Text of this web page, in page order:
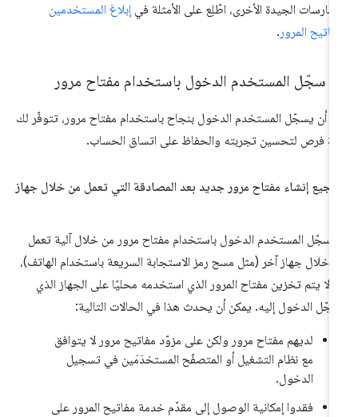
الجيدة الأخرى، اطّلِع على الأمثلة في إبلاغ المستخدمين
المرور.
سجّل المستخدم الدخول باستخدام مفتاح مرور
أن يسجّل المستخدم الدخول بنجاح باستخدام مفتاح مرور، تتوفّر لك
فرص لتحسين تجربته والحفاظ على اتساق الحساب.
إنشاء مفتاح مرور جديد بعد المصادقة التي تعمل من خلال جهاز
سجّل المستخدم الدخول باستخدام مفتاح مرور من خلال آلية تعمل
خلال جهاز آخر (مثل مسح رمز الاستجابة السريعة باستخدام الهاتف)،
لا يتم تخزين مفتاح المرور الذي استخدمه محليًا على الجهاز الذي
الدخول إليه. يمكن أن يحدث هذا في الحالات التالية:
لديهم مفتاح مرور ولكن على مزوّد مفاتيح مرور لا يتوافق
مع نظام التشغيل أو المتصفّح المستخدَمَين في تسجيل
الدخول.
فقدوا إمكانية الوصول إلى مقدّم خدمة مفاتيح المرور على